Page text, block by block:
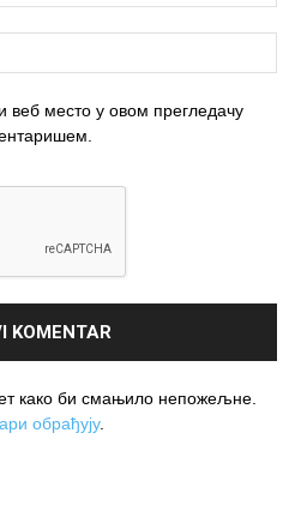
веб место у овом прегледачу
како би смањило непожељне.
обрађују.